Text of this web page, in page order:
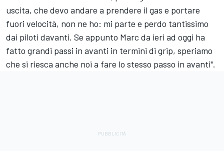
uscita, che devo andare a prendere il gas e portare
fuori velocità, non ne ho: mi parte e perdo tantissimo
dai piloti davanti. Se appunto Marc da ieri ad oggi ha
fatto grandi passi in avanti in termini di grip, speriamo
che si riesca anche noi a fare lo stesso passo in avanti".